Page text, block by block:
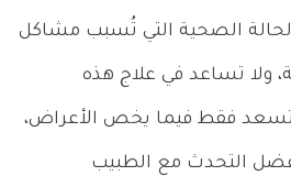
الصحية التي تُسبب مشاكل
ولا تساعد في علاج هذه
فقط فيما يخص الأعراض،
التحدث مع الطبيب